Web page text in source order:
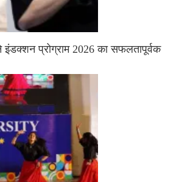
इंडक्शन प्रोग्राम 2026 का सफलतापूर्वक